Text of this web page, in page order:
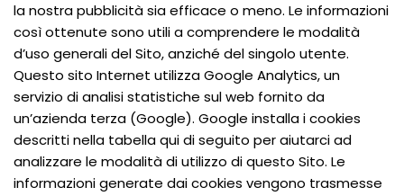
la nostra pubblicità sia efficace o meno. Le informazioni
così ottenute sono utili a comprendere le modalità
d’uso generali del Sito, anziché del singolo utente.
Questo sito Internet utilizza Google Analytics, un
servizio di analisi statistiche sul web fornito da
un’azienda terza (Google). Google installa i cookies
descritti nella tabella qui di seguito per aiutarci ad
analizzare le modalità di utilizzo di questo Sito. Le
informazioni generate dai cookies vengono trasmesse